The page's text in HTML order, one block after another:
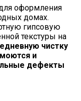
оформления
домах.
гипсовую
текстуры на
чистку
и
дефекты